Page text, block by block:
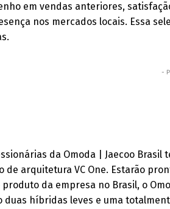
em vendas anteriores,
nos mercados locais. Essa
-
da Omoda | Jaecoo
de arquitetura VC One. Estarão
da empresa no Brasil, o
duas híbridas leves e uma